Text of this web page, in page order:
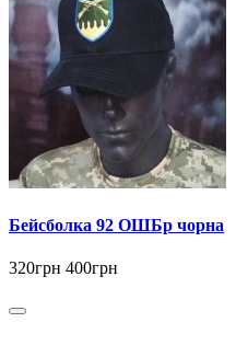
Бейсболка 92 ОШБр чорна
320грн 400грн